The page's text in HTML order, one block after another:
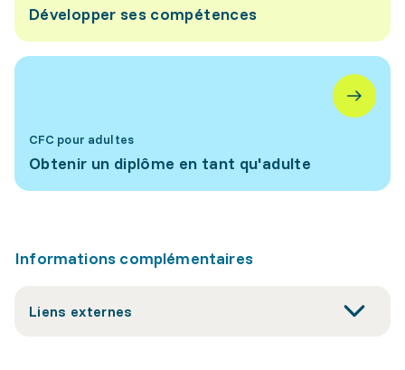
Développer ses compétences
CFC pour adultes
Obtenir un diplôme en tant qu'adulte
Informations complémentaires
Liens externes